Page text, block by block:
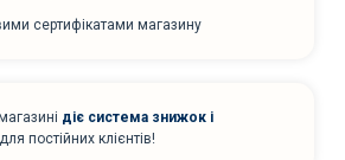
сертифікатами магазину
діє система знижок і
для постійних клієнтів!